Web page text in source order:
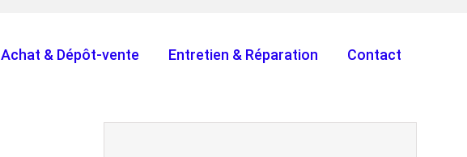
Achat & Dépôt-vente Entretien & Réparation Contact